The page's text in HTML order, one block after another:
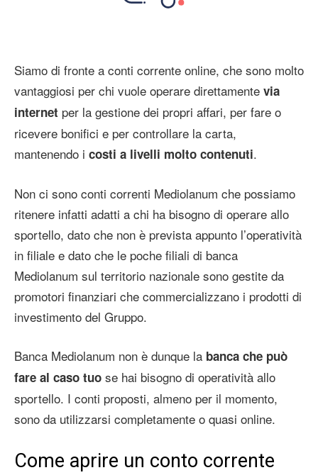
Siamo di fronte a conti corrente online, che sono molto
vantaggiosi per chi vuole operare direttamente via
internet per la gestione dei propri affari, per fare o
ricevere bonifici e per controllare la carta,
mantenendo i costi a livelli molto contenuti.
Non ci sono conti correnti Mediolanum che possiamo
ritenere infatti adatti a chi ha bisogno di operare allo
sportello, dato che non è prevista appunto l’operatività
in filiale e dato che le poche filiali di banca
Mediolanum sul territorio nazionale sono gestite da
promotori finanziari che commercializzano i prodotti di
investimento del Gruppo.
Banca Mediolanum non è dunque la banca che può
fare al caso tuo se hai bisogno di operatività allo
sportello. I conti proposti, almeno per il momento,
sono da utilizzarsi completamente o quasi online.
Come aprire un conto corrente